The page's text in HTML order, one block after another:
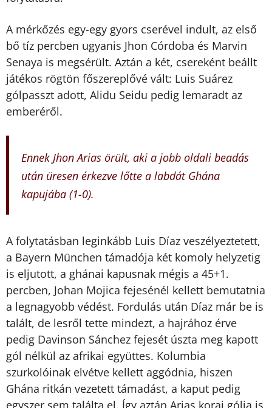
A mérkőzés egy-egy gyors cserével indult, az első
bő tíz percben ugyanis Jhon Córdoba és Marvin
Senaya is megsérült. Aztán a két, csereként beállt
játékos rögtön főszereplővé vált: Luis Suárez
gólpasszt adott, Alidu Seidu pedig lemaradt az
emberéről.
Ennek Jhon Arias örült, aki a jobb oldali beadás
után üresen érkezve lőtte a labdát Ghána
kapujába (1-0).
A folytatásban leginkább Luis Díaz veszélyeztetett,
a Bayern München támadója két komoly helyzetig
is eljutott, a ghánai kapusnak mégis a 45+1.
percben, Johan Mojica fejesénél kellett bemutatnia
a legnagyobb védést. Fordulás után Díaz már be is
talált, de lesről tette mindezt, a hajrához érve
pedig Davinson Sánchez fejesét úszta meg kapott
gól nélkül az afrikai együttes. Kolumbia
szurkolóinak elvétve kellett aggódnia, hiszen
Ghána ritkán vezetett támadást, a kaput pedig